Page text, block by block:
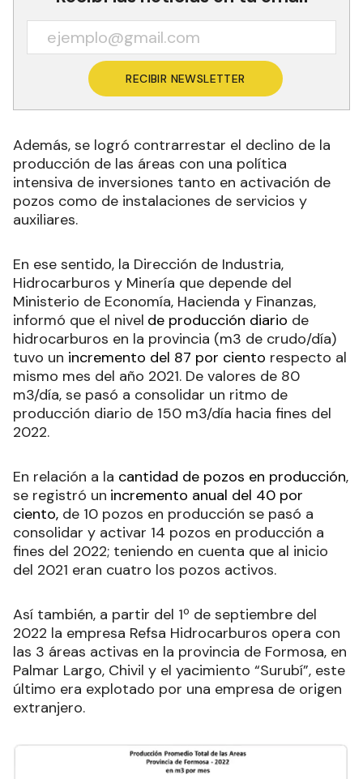
RECIBIR NEWSLETTER
Además, se logró contrarrestar el declino de la
producción de las áreas con una política
intensiva de inversiones tanto en activación de
pozos como de instalaciones de servicios y
auxiliares.
En ese sentido, la Dirección de Industria,
Hidrocarburos y Minería que depende del
Ministerio de Economía, Hacienda y Finanzas,
informó que el nivel de producción diario de
hidrocarburos en la provincia (m3 de crudo/día)
tuvo un incremento del 87 por ciento respecto al
mismo mes del año 2021. De valores de 80
m3/día, se pasó a consolidar un ritmo de
producción diario de 150 m3/día hacia fines del
2022.
En relación a la cantidad de pozos en producción,
se registró un incremento anual del 40 por
ciento, de 10 pozos en producción se pasó a
consolidar y activar 14 pozos en producción a
fines del 2022; teniendo en cuenta que al inicio
del 2021 eran cuatro los pozos activos.
Así también, a partir del 1º de septiembre del
2022 la empresa Refsa Hidrocarburos opera con
las 3 áreas activas en la provincia de Formosa, en
Palmar Largo, Chivil y el yacimiento “Surubí”, este
último era explotado por una empresa de origen
extranjero.